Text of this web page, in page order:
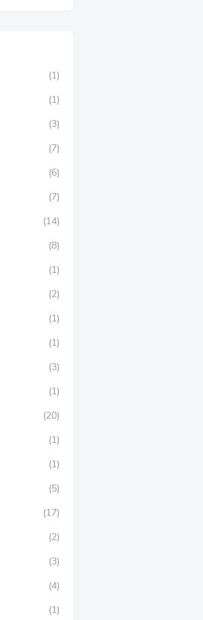
(1)
(1)
(3)
(7)
(6)
(7)
(14)
(8)
(1)
(2)
(1)
(1)
(3)
(1)
(20)
(1)
(1)
(5)
(17)
(2)
(3)
(4)
(1)